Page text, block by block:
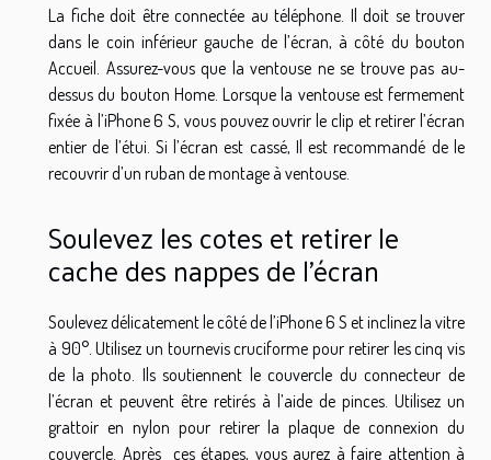
La fiche doit être connectée au téléphone. Il doit se trouver
dans le coin inférieur gauche de l’écran, à côté du bouton
Accueil. Assurez-vous que la ventouse ne se trouve pas au-
dessus du bouton Home. Lorsque la ventouse est fermement
fixée à l’iPhone 6 S, vous pouvez ouvrir le clip et retirer l’écran
entier de l’étui. Si l’écran est cassé, Il est recommandé de le
recouvrir d’un ruban de montage à ventouse.
Soulevez les cotes et retirer le
cache des nappes de l’écran
Soulevez délicatement le côté de l’iPhone 6 S et inclinez la vitre
à 90°. Utilisez un tournevis cruciforme pour retirer les cinq vis
de la photo. Ils soutiennent le couvercle du connecteur de
l’écran et peuvent être retirés à l’aide de pinces. Utilisez un
grattoir en nylon pour retirer la plaque de connexion du
couvercle. Après ces étapes, vous aurez à faire attention à